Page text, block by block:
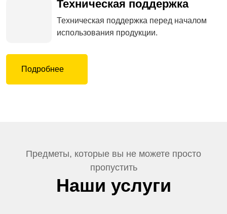
послепродажное
обслуживание
Полное сопровождение на всех
эксплуатации продукции.
Оперативное решение вопросов

Техническая поддержка перед
началом использования продукции.